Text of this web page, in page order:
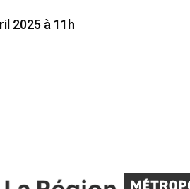
2025 à 11h